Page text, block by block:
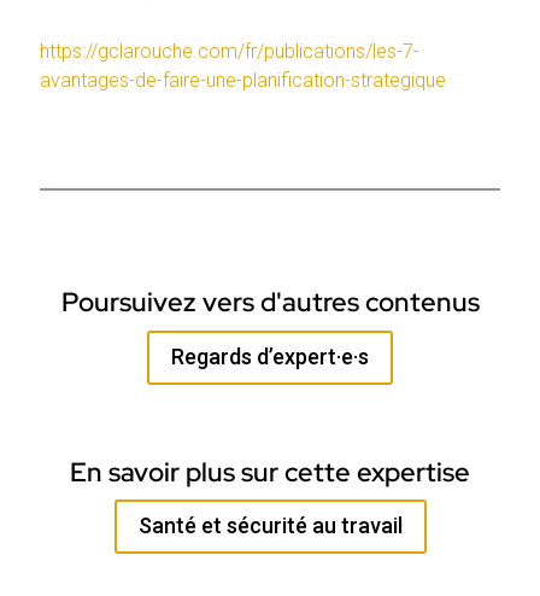
https://gclarouche.com/fr/publications/les-7-
avantages-de-faire-une-planification-strategique
Poursuivez vers d'autres contenus
Regards d’expert·e·s
En savoir plus sur cette expertise
Santé et sécurité au travail